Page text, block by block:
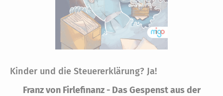
Kinder und die Steuererklärung? Ja!
Franz von Firlefinanz - Das Gespenst aus der